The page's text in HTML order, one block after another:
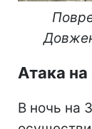
Атака на
В ночь на